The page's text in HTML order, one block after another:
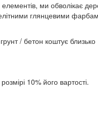
елементів, ми обволікає
глянцевими
/ бетон коштує близько
10% його вартості.